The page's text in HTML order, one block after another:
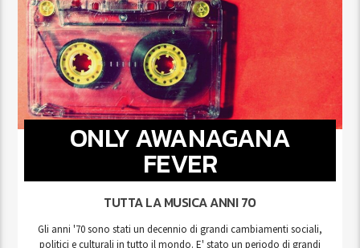
ONLY AWANAGANA
FEVER
TUTTA LA MUSICA ANNI 70
Gli anni '70 sono stati un decennio di grandi cambiamenti sociali,
politici e culturali in tutto il mondo. E' stato un periodo di grandi